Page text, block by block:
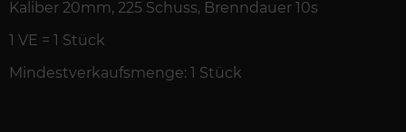
Kaliber 20mm, 225 Schuss, Brenndauer 10s
1 VE = 1 Stück
Mindestverkaufsmenge: 1 Stück